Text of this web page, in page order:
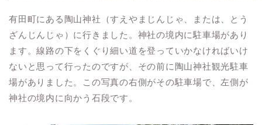
有田町にある陶山神社（すえやまじんじゃ、または、とう
ざんじんじゃ）に行きました。神社の境内に駐車場があり
ます。線路の下をくぐり細い道を登っていかなければいけ
ないと思って行ったのですが、その前に陶山神社観光駐車
場がありました。この写真の右側がその駐車場で、左側が
神社の境内に向かう石段です。